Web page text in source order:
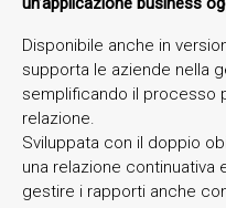
Disponibile anche in
supporta le aziende nella
semplificando il processo
relazione.
Sviluppata con il doppio
una relazione continuativa
gestire i rapporti anche